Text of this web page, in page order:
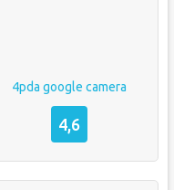
4pda google camera
4,6